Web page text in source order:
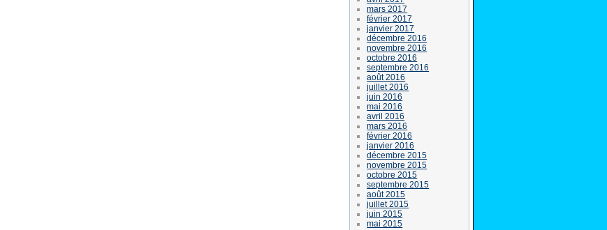
mars 2017
février 2017
janvier 2017
décembre 2016
novembre 2016
octobre 2016
septembre 2016
août 2016
juillet 2016
juin 2016
mai 2016
avril 2016
mars 2016
février 2016
janvier 2016
décembre 2015
novembre 2015
octobre 2015
septembre 2015
août 2015
juillet 2015
juin 2015
mai 2015